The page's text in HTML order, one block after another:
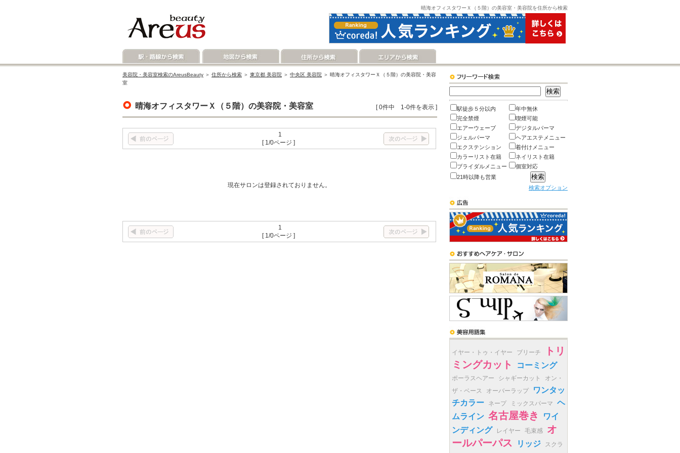
晴海オフィスタワーＸ（５階）の美容室・美容院を住所から検索
美容院・美容室検索のAreusBeauty ＞ 住所から検索 ＞ 東京都 美容院 ＞ 中央区 美容院 ＞ 晴海オフィスタワーＸ（５階）の美容院・美容
室
晴海オフィスタワーＸ（５階）の美容院・美容室 [ 0件中 1-0件を表示 ]
1
[ 1/0ページ ]
現在サロンは登録されておりません。
1
[ 1/0ページ ]
駅徒歩５分以内
年中無休
完全禁煙
喫煙可能
エアーウェーブ
デジタルパーマ
ジェルパーマ
ヘアエステメニュー
エクステンション
着付けメニュー
カラーリスト在籍
ネイリスト在籍
ブライダルメニュー
個室対応
21時以降も営業
検索オプション
イヤー・トゥ・イヤー ブリーチ
トリ
ミングカット
コーミング
ポーラスヘアー シャギーカット
オン・
ザ・ベース
オーバーラップ
ワンタッ
チカラー
ネープ ミックスパーマ
ヘ
ムライン 名古屋巻き
ワイ
ンディング
レイヤー 毛束感
オ
ールパーパス
リッジ スクラ